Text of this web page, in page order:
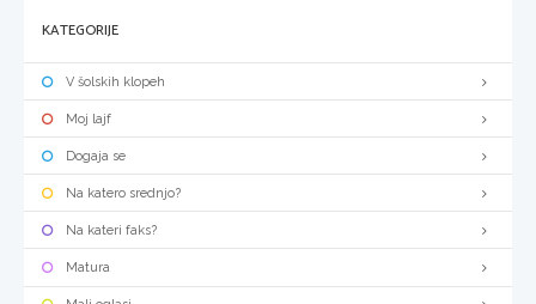
KATEGORIJE
V šolskih klopeh
Moj lajf
Dogaja se
Na katero srednjo?
Na kateri faks?
Matura